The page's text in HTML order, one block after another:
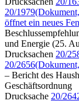
20/1979
öffnet ein neues
und Energie (25.
Drucksachen 20/
20/2656
– Bericht des
Geschäftsordnung
Drucksache 20/